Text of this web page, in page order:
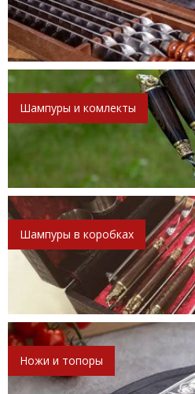
Шампуры и комлекты
Шампуры в коробках
Ножи и топоры